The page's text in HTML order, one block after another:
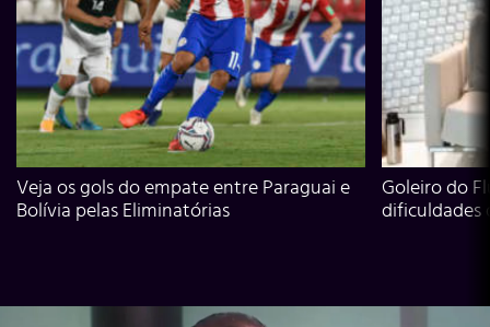
Veja os gols do empate entre Paraguai e
Bolívia pelas Eliminatórias
Goleiro do
dificuldades